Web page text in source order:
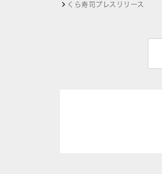
くら寿司プレスリリース